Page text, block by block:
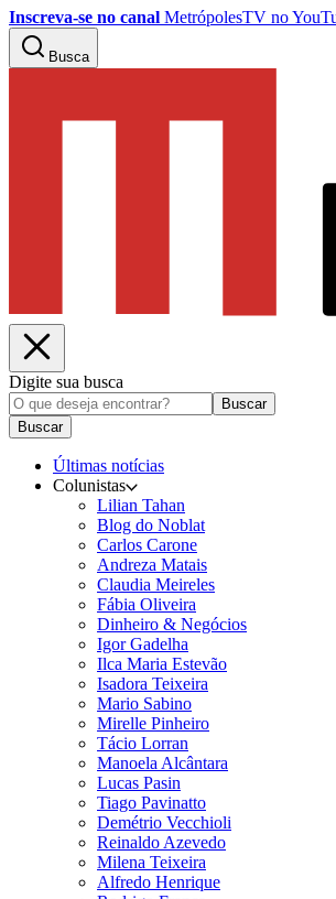
Inscreva-se no canal MetrópolesTV no
Busca
Digite sua busca
Buscar
Buscar
Últimas notícias
Colunistas
Lilian Tahan
Blog do Noblat
Carlos Carone
Andreza Matais
Claudia Meireles
Fábia Oliveira
Dinheiro & Negócios
Igor Gadelha
Ilca Maria Estevão
Isadora Teixeira
Mario Sabino
Mirelle Pinheiro
Tácio Lorran
Manoela Alcântara
Lucas Pasin
Tiago Pavinatto
Demétrio Vecchioli
Reinaldo Azevedo
Milena Teixeira
Alfredo Henrique